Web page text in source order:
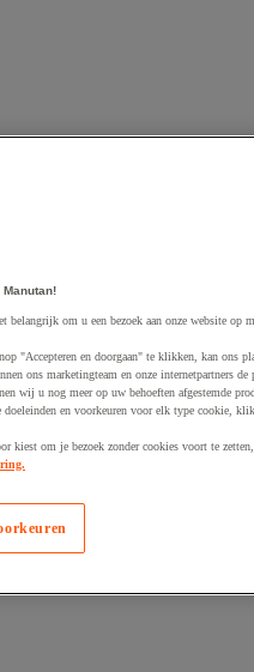
belangrijk om u een bezoek aan onze website op
"Accepteren en doorgaan" te klikken, kan ons
ons marketingteam en onze internetpartners
wij u nog meer op uw behoeften afgestemde
doeleinden en voorkeuren voor elk type cookie,
kiest om je bezoek zonder cookies voort te